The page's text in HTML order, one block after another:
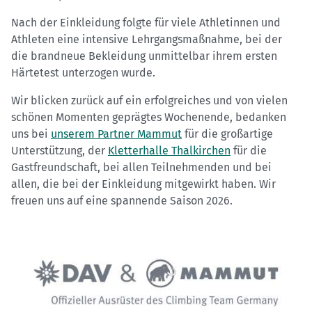
Nach der Einkleidung folgte für viele Athletinnen und
Athleten eine intensive Lehrgangsmaßnahme, bei der
die brandneue Bekleidung unmittelbar ihrem ersten
Härtetest unterzogen wurde.
Wir blicken zurück auf ein erfolgreiches und von vielen
schönen Momenten geprägtes Wochenende, bedanken
uns bei unserem Partner Mammut für die großartige
Unterstützung, der Kletterhalle Thalkirchen für die
Gastfreundschaft, bei allen Teilnehmenden und bei
allen, die bei der Einkleidung mitgewirkt haben. Wir
freuen uns auf eine spannende Saison 2026.